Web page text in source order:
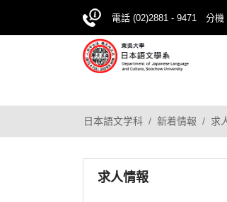
電話 (02)2881 - 9471 分機
日本語文学科 新着情報 求
求人情報